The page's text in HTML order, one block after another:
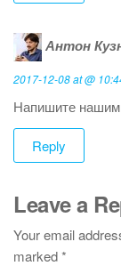
Антон
2017-12-08 at @
Напишите нашим
Reply
Leave a
Your email
marked*